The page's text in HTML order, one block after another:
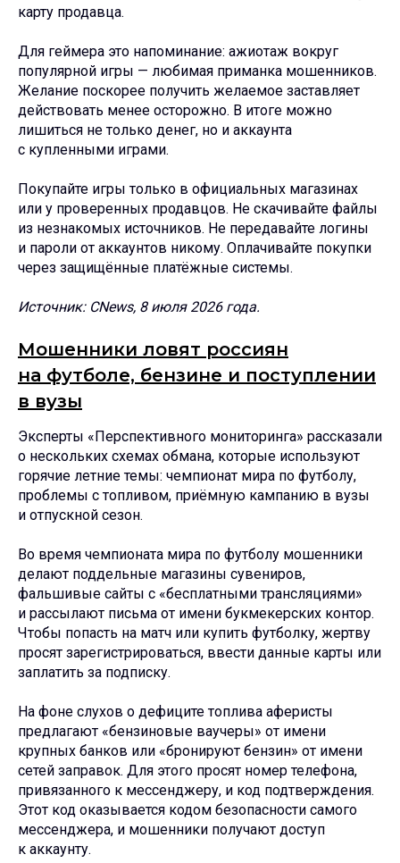
карту продавца.
Для геймера это напоминание: ажиотаж вокруг
популярной игры — любимая приманка мошенников.
Желание поскорее получить желаемое заставляет
действовать менее осторожно. В итоге можно
лишиться не только денег, но и аккаунта
с купленными играми.
Покупайте игры только в официальных магазинах
или у проверенных продавцов. Не скачивайте файлы
из незнакомых источников. Не передавайте логины
и пароли от аккаунтов никому. Оплачивайте покупки
через защищённые платёжные системы.
Источник: CNews, 8 июля 2026 года.
Мошенники ловят россиян
на футболе, бензине и поступлении
в вузы
Эксперты «Перспективного мониторинга» рассказали
о нескольких схемах обмана, которые используют
горячие летние темы: чемпионат мира по футболу,
проблемы с топливом, приёмную кампанию в вузы
и отпускной сезон.
Во время чемпионата мира по футболу мошенники
делают поддельные магазины сувениров,
фальшивые сайты с «бесплатными трансляциями»
и рассылают письма от имени букмекерских контор.
Чтобы попасть на матч или купить футболку, жертву
просят зарегистрироваться, ввести данные карты или
заплатить за подписку.
На фоне слухов о дефиците топлива аферисты
предлагают «бензиновые ваучеры» от имени
крупных банков или «бронируют бензин» от имени
сетей заправок. Для этого просят номер телефона,
привязанного к мессенджеру, и код подтверждения.
Этот код оказывается кодом безопасности самого
мессенджера, и мошенники получают доступ
к аккаунту.